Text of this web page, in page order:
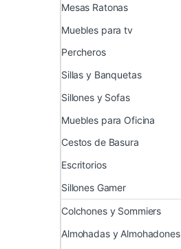
Mesas Ratonas
Muebles para tv
Percheros
Sillas y Banquetas
Sillones y Sofas
Muebles para Oficina
Cestos de Basura
Escritorios
Sillones Gamer
Colchones y Sommiers
Almohadas y Almohadones